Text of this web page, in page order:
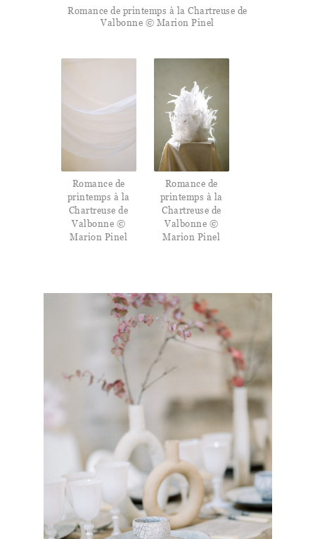
Romance de printemps à la Chartreuse de
Valbonne © Marion Pinel
Romance de
printemps à la
Chartreuse de
Valbonne ©
Marion Pinel
Romance de
printemps à la
Chartreuse de
Valbonne ©
Marion Pinel